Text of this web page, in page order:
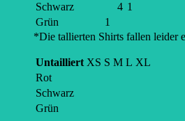
Schwarz
4 1
Grün
1
*Die tallierten Shirts fallen leider
Untailliert XS S M L XL
Rot
Schwarz
Grün